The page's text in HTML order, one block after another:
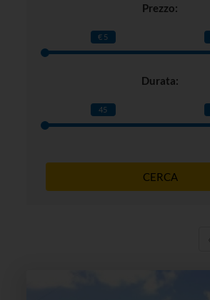
Prezzo:
€ 5
Durata:
45
«